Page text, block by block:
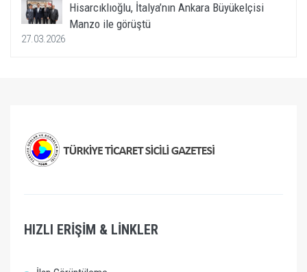
Hisarcıklıoğlu, İtalya’nın Ankara Büyükelçisi
Manzo ile görüştü
27.03.2026
HIZLI ERİŞİM & LİNKLER